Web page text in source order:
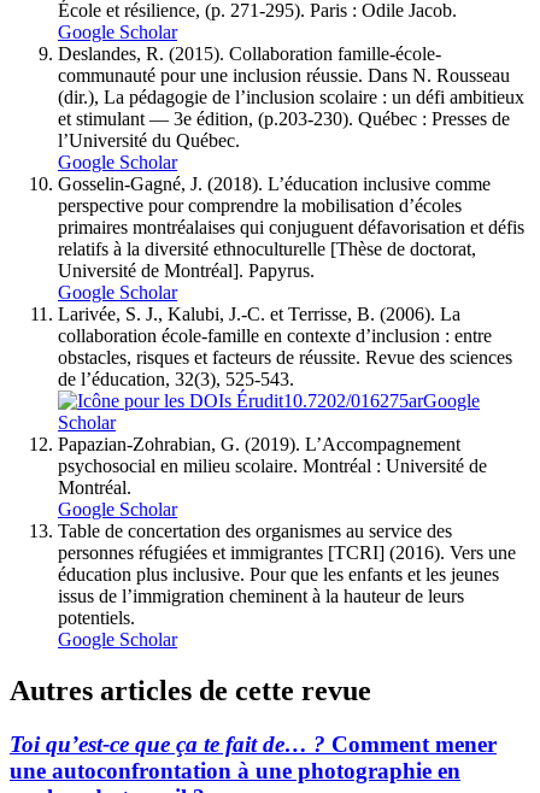
École et résilience, (p. 271-295). Paris : Odile Jacob.
Google Scholar
Deslandes, R. (2015). Collaboration famille-école-
communauté pour une inclusion réussie. Dans N. Rousseau
(dir.), La pédagogie de l’inclusion scolaire : un défi ambitieux
et stimulant — 3e édition, (p.203-230). Québec : Presses de
l’Université du Québec.
Google Scholar
Gosselin-Gagné, J. (2018). L’éducation inclusive comme
perspective pour comprendre la mobilisation d’écoles
primaires montréalaises qui conjuguent défavorisation et défis
relatifs à la diversité ethnoculturelle [Thèse de doctorat,
Université de Montréal]. Papyrus.
Google Scholar
Larivée, S. J., Kalubi, J.-C. et Terrisse, B. (2006). La
collaboration école-famille en contexte d’inclusion : entre
obstacles, risques et facteurs de réussite. Revue des sciences
de l’éducation, 32(3), 525-543.
10.7202/016275arGoogle
Scholar
Papazian-Zohrabian, G. (2019). L’Accompagnement
psychosocial en milieu scolaire. Montréal : Université de
Montréal.
Google Scholar
Table de concertation des organismes au service des
personnes réfugiées et immigrantes [TCRI] (2016). Vers une
éducation plus inclusive. Pour que les enfants et les jeunes
issus de l’immigration cheminent à la hauteur de leurs
potentiels.
Google Scholar
Autres articles de cette revue
Toi qu’est-ce que ça te fait de… ? Comment mener
une autoconfrontation à une photographie en